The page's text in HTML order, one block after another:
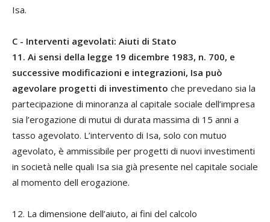
Isa.
C - Interventi agevolati: Aiuti di Stato
11. Ai sensi della legge 19 dicembre 1983, n. 700, e
successive modificazioni e integrazioni, Isa può
agevolare progetti di investimento che prevedano sia la
partecipazione di minoranza al capitale sociale dell’impresa
sia l’erogazione di mutui di durata massima di 15 anni a
tasso agevolato. L’intervento di Isa, solo con mutuo
agevolato, è ammissibile per progetti di nuovi investimenti
in società nelle quali Isa sia già presente nel capitale sociale
al momento dell erogazione.
12. La dimensione dell’aiuto, ai fini del calcolo